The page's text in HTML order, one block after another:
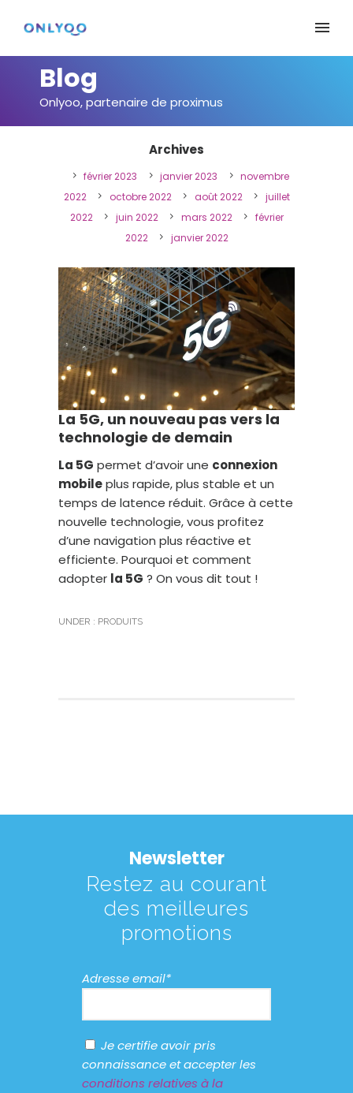
Blog
Onlyoo, partenaire de proximus
Archives
février 2023 janvier 2023
novembre
2022
octobre 2022 août 2022
juillet
2022
juin 2022 mars 2022
février
2022
janvier 2022
La 5G, un nouveau pas vers la
technologie de demain
La 5G permet d’avoir une connexion
mobileplus rapide, plus stable et un
temps de latence réduit. Grâce à cette
nouvelle technologie, vous profitez
d’une navigation plus réactive et
efficiente. Pourquoi et comment
adopter la 5G ? On vous dit tout !
UNDER : PRODUITS
Newsletter
Restez au courant
des meilleures
promotions
Adresse email*
Je certifie avoir pris
connaissance et accepter les
conditions relatives à la